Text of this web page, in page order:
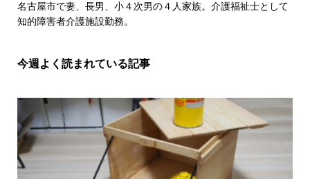
名古屋市で妻、長男、小４次男の４人家族。介護福祉士として
知的障害者介護施設勤務。
今週よく読まれている記事